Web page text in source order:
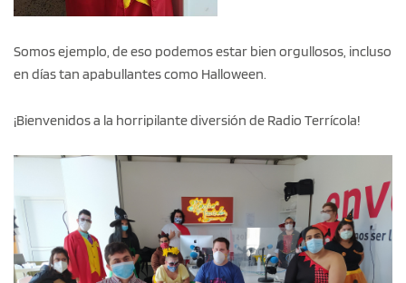
Somos ejemplo, de eso podemos estar bien orgullosos, incluso
en días tan apabullantes como Halloween.
¡Bienvenidos a la horripilante diversión de Radio Terrícola!